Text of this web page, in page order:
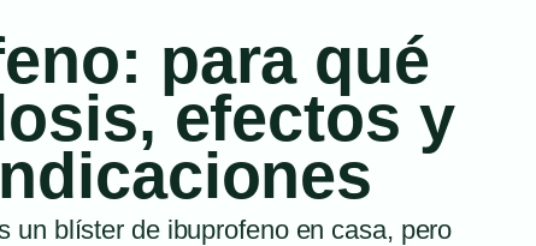
para qué
efectos y
un blíster de ibuprofeno en casa, pero